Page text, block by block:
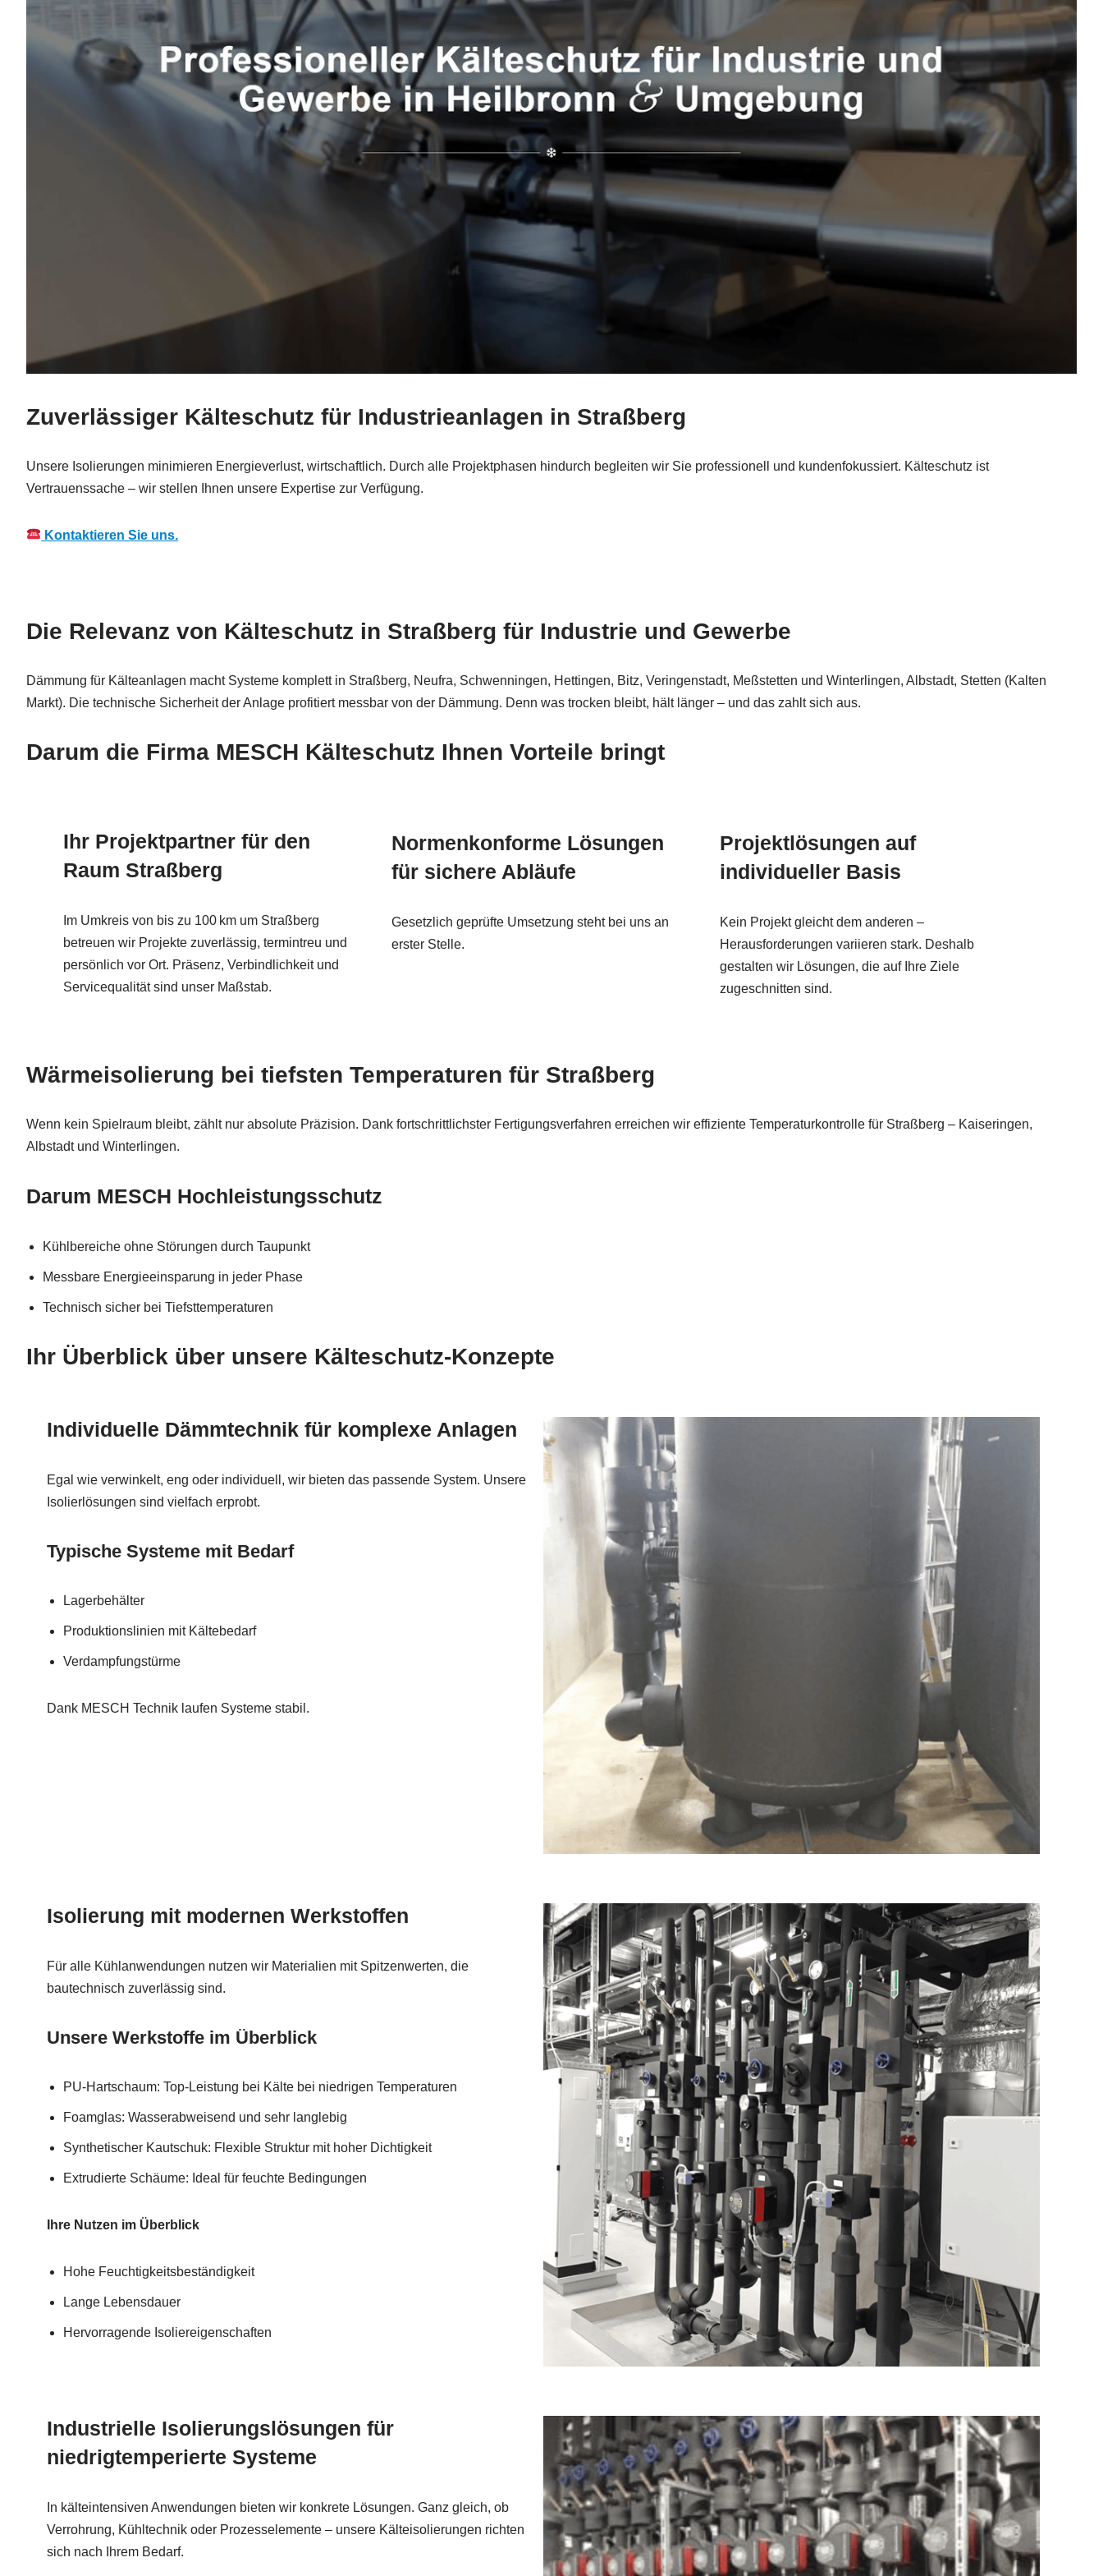
Zuverlässiger Kälteschutz für Industrieanlagen in Straßberg
Unsere Isolierungen minimieren Energieverlust, wirtschaftlich. Durch alle Projektphasen hindurch begleiten wir Sie professionell und kundenfokussiert. Kälteschutz ist
Vertrauenssache – wir stellen Ihnen unsere Expertise zur Verfügung.
Kontaktieren Sie uns.
Die Relevanz von Kälteschutz in Straßberg für Industrie und Gewerbe
Dämmung für Kälteanlagen macht Systeme komplett in Straßberg, Neufra, Schwenningen, Hettingen, Bitz, Veringenstadt, Meßstetten und Winterlingen, Albstadt, Stetten (Kalten
Markt). Die technische Sicherheit der Anlage profitiert messbar von der Dämmung. Denn was trocken bleibt, hält länger – und das zahlt sich aus.
Darum die Firma MESCH Kälteschutz Ihnen Vorteile bringt
Ihr Projektpartner für den
Raum Straßberg
Im Umkreis von bis zu 100 km um Straßberg
betreuen wir Projekte zuverlässig, termintreu und
persönlich vor Ort. Präsenz, Verbindlichkeit und
Servicequalität sind unser Maßstab.
Normenkonforme Lösungen
für sichere Abläufe
Gesetzlich geprüfte Umsetzung steht bei uns an
erster Stelle.
Projektlösungen auf
individueller Basis
Kein Projekt gleicht dem anderen –
Herausforderungen variieren stark. Deshalb
gestalten wir Lösungen, die auf Ihre Ziele
zugeschnitten sind.
Wärmeisolierung bei tiefsten Temperaturen für Straßberg
Wenn kein Spielraum bleibt, zählt nur absolute Präzision. Dank fortschrittlichster Fertigungsverfahren erreichen wir effiziente Temperaturkontrolle für Straßberg – Kaiseringen,
Albstadt und Winterlingen.
Darum MESCH Hochleistungsschutz
Kühlbereiche ohne Störungen durch Taupunkt
Messbare Energieeinsparung in jeder Phase
Technisch sicher bei Tiefsttemperaturen
Ihr Überblick über unsere Kälteschutz-Konzepte
Individuelle Dämmtechnik für komplexe Anlagen
Egal wie verwinkelt, eng oder individuell, wir bieten das passende System. Unsere
Isolierlösungen sind vielfach erprobt.
Typische Systeme mit Bedarf
Lagerbehälter
Produktionslinien mit Kältebedarf
Verdampfungstürme
Dank MESCH Technik laufen Systeme stabil.
Isolierung mit modernen Werkstoffen
Für alle Kühlanwendungen nutzen wir Materialien mit Spitzenwerten, die
bautechnisch zuverlässig sind.
Unsere Werkstoffe im Überblick
PU-Hartschaum: Top-Leistung bei Kälte bei niedrigen Temperaturen
Foamglas: Wasserabweisend und sehr langlebig
Synthetischer Kautschuk: Flexible Struktur mit hoher Dichtigkeit
Extrudierte Schäume: Ideal für feuchte Bedingungen
Ihre Nutzen im Überblick
Hohe Feuchtigkeitsbeständigkeit
Lange Lebensdauer
Hervorragende Isoliereigenschaften
Industrielle Isolierungslösungen für
niedrigtemperierte Systeme
In kälteintensiven Anwendungen bieten wir konkrete Lösungen. Ganz gleich, ob
Verrohrung, Kühltechnik oder Prozesselemente – unsere Kälteisolierungen richten
sich nach Ihrem Bedarf.